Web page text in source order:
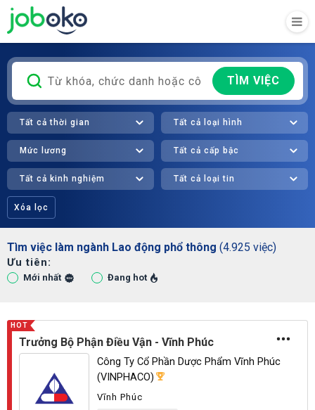
TÌM VIỆC
Tất cả thời gian Tất cả loại hình
Mức lương Tất cả cấp bậc
Tất cả kinh nghiệm Tất cả loại tin
Xóa lọc
Tìm việc làm ngành Lao động phổ thông (4.925 việc)
Ưu tiên:
Mới nhất Đang hot
HOT
Trưởng Bộ Phận Điều Vận - Vĩnh Phúc
Công Ty Cổ Phần Dược Phẩm Vĩnh Phúc
(VINPHACO)
Vĩnh Phúc